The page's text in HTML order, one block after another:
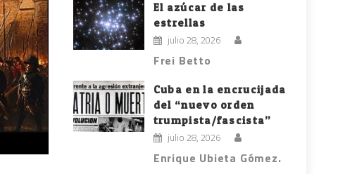
El azúcar de las
estrellas
julio 28, 2026
Frei Betto
Cuba en la encrucijada
del “nuevo orden
trumpista/fascista”
julio 28, 2026
Enrique Ubieta Gómez.